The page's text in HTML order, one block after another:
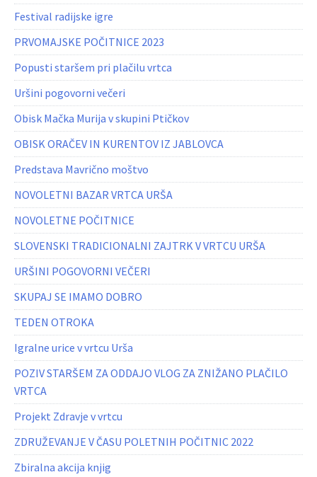
Festival radijske igre
PRVOMAJSKE POČITNICE 2023
Popusti staršem pri plačilu vrtca
Uršini pogovorni večeri
Obisk Mačka Murija v skupini Ptičkov
OBISK ORAČEV IN KURENTOV IZ JABLOVCA
Predstava Mavrično moštvo
NOVOLETNI BAZAR VRTCA URŠA
NOVOLETNE POČITNICE
SLOVENSKI TRADICIONALNI ZAJTRK V VRTCU URŠA
URŠINI POGOVORNI VEČERI
SKUPAJ SE IMAMO DOBRO
TEDEN OTROKA
Igralne urice v vrtcu Urša
POZIV STARŠEM ZA ODDAJO VLOG ZA ZNIŽANO PLAČILO
VRTCA
Projekt Zdravje v vrtcu
ZDRUŽEVANJE V ČASU POLETNIH POČITNIC 2022
Zbiralna akcija knjig